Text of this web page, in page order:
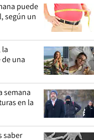
puede
según un
la
una
semana
en la
saber